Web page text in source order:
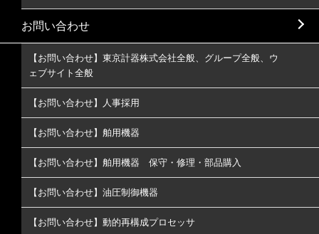
お問い合わせ
【お問い合わせ】東京計器株式会社全般、グループ全般、ウ
ェブサイト全般
【お問い合わせ】人事採用
【お問い合わせ】舶用機器
【お問い合わせ】舶用機器 保守・修理・部品購入
【お問い合わせ】油圧制御機器
【お問い合わせ】動的再構成プロセッサ